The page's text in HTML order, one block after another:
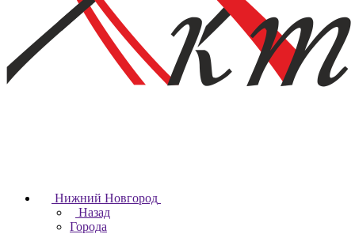
Нижний Новгород
Назад
Города